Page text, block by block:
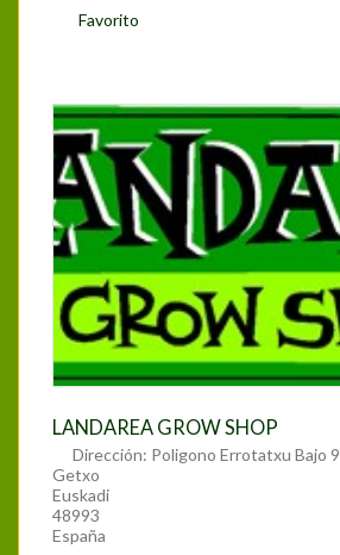
Favorito
LANDAREA GROW SHOP
Dirección: Poligono Errotatxu Bajo 9
Getxo
Euskadi
48993
España